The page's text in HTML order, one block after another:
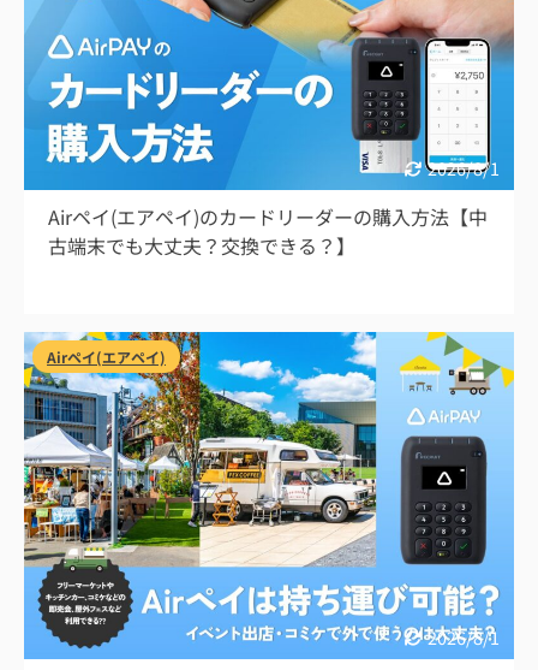
2026/8/1
Airペイ(エアペイ)のカードリーダーの購入方法【中
古端末でも大丈夫？交換できる？】
2026/8/1
Airペイ(エアペイ)